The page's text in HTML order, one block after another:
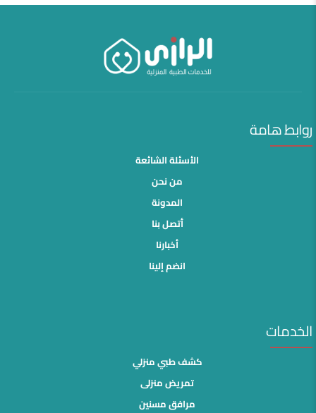
روابط هامة
الأسئلة الشائعة
من نحن
المدونة
أتصل بنا
أخبارنا
انضم إلينا
الخدمات
كشف طبي منزلي
تمريض منزلى
مرافق مسنين